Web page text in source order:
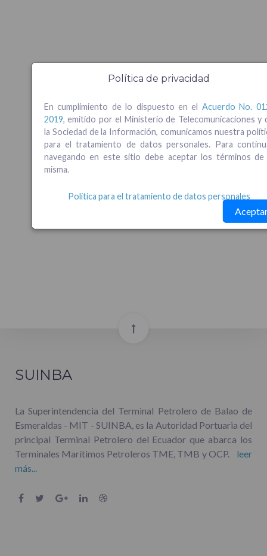
Política de privacidad
En cumplimiento de lo dispuesto en el Acuerdo No.
2019, emitido por el Ministerio de Telecomunicaciones y
la Sociedad de la Información, comunicamos nuestra
para el tratamiento de datos personales. Para
navegando en este sitio debe aceptar los términos de
misma.
Política para el tratamiento de datos personales
SUINBA
La Superintendencia del Terminal Petrolero de Balao de
Esmeraldas - MIT - SUINBA, es la Autoridad Portuaria del
principal Terminal Petrolero del Ecuador que abarca los
Terminales Marítimos Petroleros TME, TMB y OCP. leer
más...